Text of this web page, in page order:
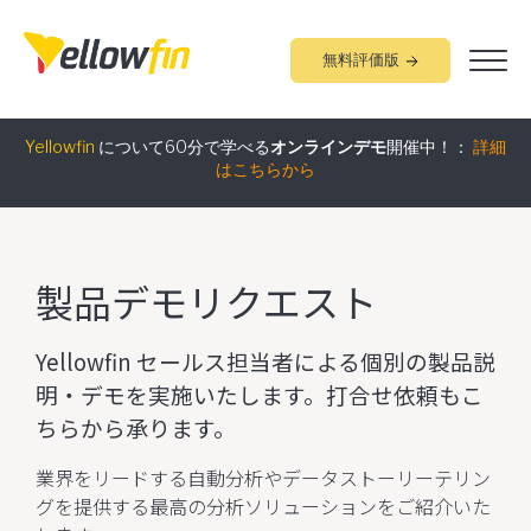
無料評価版
Yellowfin について60分で学べるオンラインデモ開催中！： 詳細
はこちらから
組み込みアナリティクス 究極ガイド ：詳細はこちらから
製品デモリクエスト
Yellowfin セールス担当者による個別の製品説
明・デモを実施いたします。打合せ依頼もこ
ちらから承ります。
業界をリードする自動分析やデータストーリーテリン
グを提供する最高の分析ソリューションをご紹介いた